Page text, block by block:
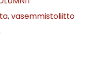
vasemmistoliitto